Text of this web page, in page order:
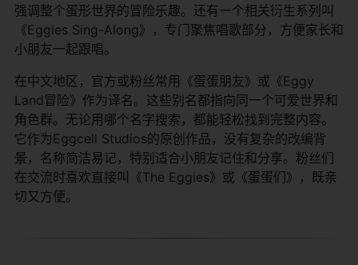
强调整个蛋形世界的冒险乐趣。还有一个相关衍生系列叫
《Eggies Sing-Along》，专门聚焦唱歌部分，方便家长和
小朋友一起跟唱。
在中文地区，官方或粉丝常用《蛋蛋朋友》或《Eggy
Land冒险》作为译名。这些别名都指向同一个可爱世界和
角色群。无论用哪个名字搜索，都能轻松找到完整内容。
它作为Eggcell Studios的原创作品，没有复杂的改编背
景，名称简洁易记，特别适合小朋友记住和分享。粉丝们
在交流时喜欢直接叫《The Eggies》或《蛋蛋们》，既亲
切又方便。